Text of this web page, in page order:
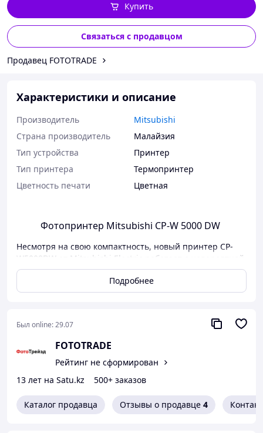
Купить
Связаться с продавцом
Продавец FOTOTRADE
Характеристики и описание
Производитель
Mitsubishi
Страна производитель
Малайзия
Тип устройства
Принтер
Тип принтера
Термопринтер
Цветность печати
Цветная
Фотопринтер Mitsubishi CP-W 5000 DW
Несмотря на свою компактность, новый принтер CP-
W5000DW от Mitsubishi Electric работает с невероятной
скоростью, имеет высокоемкие расходные материалы и
позволяет печатать фотографии очень
высокого качества в большом разнообразии форматов.
использовать широкие возможности этого принтера
для самых неожиданных идей. Попробуйте
реализовать новые варианты развития Вашего
бизнеса вместе с CP-W5000DW!
Подробнее
Был online:29.07
FOTOTRADE
Рейтинг не сформирован
13 лет на Satu.kz
500+ заказов
Каталог продавца Отзывы о продавце 4